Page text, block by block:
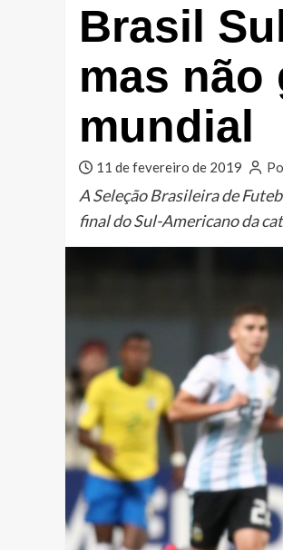
Brasil
mas não
mundial
11 de fevereiro de 2019
A Seleção Brasileira de
final do Sul-Americano da